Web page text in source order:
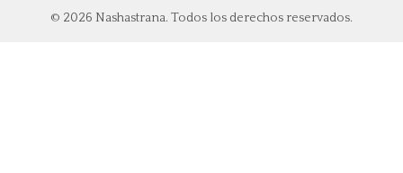
© 2026 Nashastrana. Todos los derechos reservados.